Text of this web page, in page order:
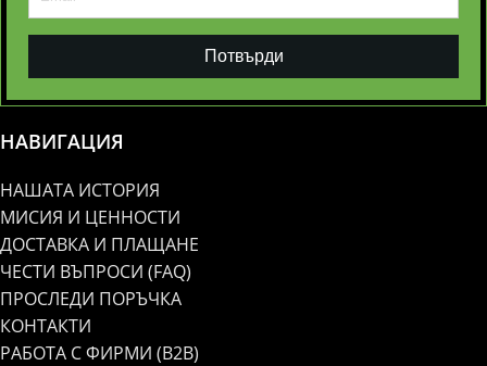
Потвърди
НАВИГАЦИЯ
НАШАТА ИСТОРИЯ
МИСИЯ И ЦЕННОСТИ
ДОСТАВКА И ПЛАЩАНЕ
ЧЕСТИ ВЪПРОСИ (FAQ)
ПРОСЛЕДИ ПОРЪЧКА
КОНТАКТИ
РАБОТА С ФИРМИ (B2B)